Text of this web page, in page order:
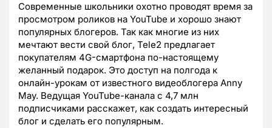
Современные школьники охотно проводят время за
просмотром роликов на YouTube и хорошо знают
популярных блогеров. Так как многие из них
мечтают вести свой блог, Tele2 предлагает
покупателям 4G-смартфона по-настоящему
желанный подарок. Это доступ на полгода к
онлайн-урокам от известного видеоблогера Anny
May. Ведущая YouTube-канала с 4,7 млн
подписчиками расскажет, как создать интересный
блог и сделать его популярным.